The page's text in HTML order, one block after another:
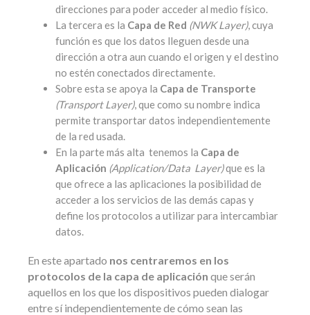
direcciones para poder acceder al medio físico.
La tercera es la Capa de Red (NWK Layer), cuya
función es que los datos lleguen desde una
dirección a otra aun cuando el origen y el destino
no estén conectados directamente.
Sobre esta se apoya la Capa de Transporte
(Transport Layer), que como su nombre indica
permite transportar datos independientemente
de la red usada.
En la parte más alta tenemos la Capa de
Aplicación (Application/Data Layer)que es la
que ofrece a las aplicaciones la posibilidad de
acceder a los servicios de las demás capas y
define los protocolos a utilizar para intercambiar
datos.
En este apartado nos centraremos en los
protocolos de la capa de aplicación que serán
aquellos en los que los dispositivos pueden dialogar
entre sí independientemente de cómo sean las